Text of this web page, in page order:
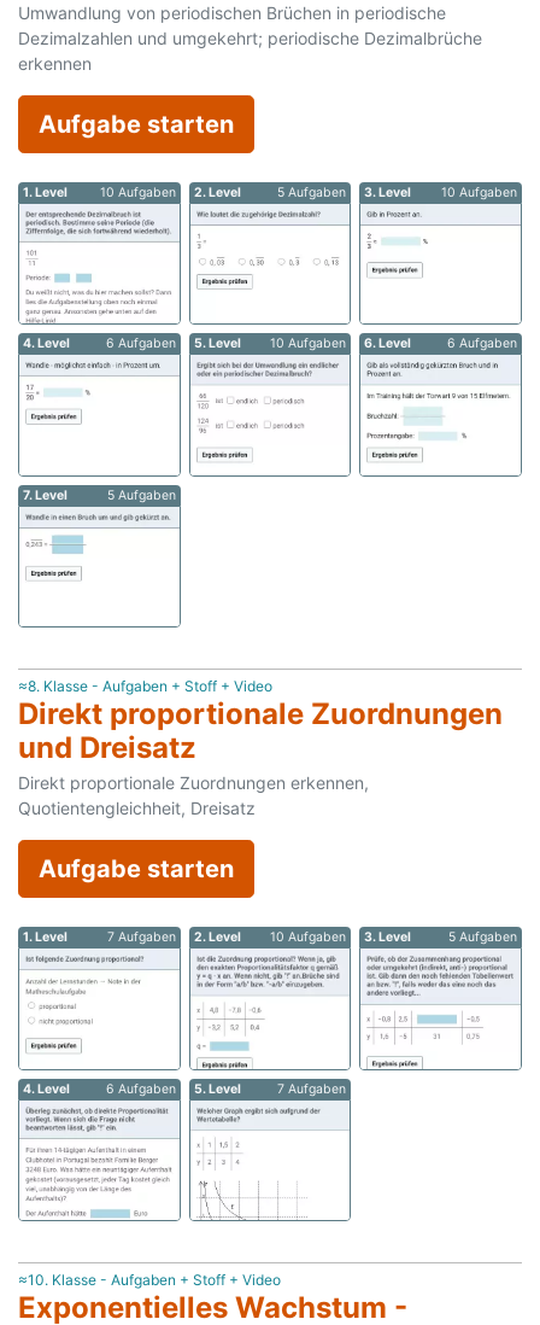
Umwandlung von periodischen Brüchen in periodische
Dezimalzahlen und umgekehrt; periodische Dezimalbrüche
erkennen
Aufgabe starten
1. Level 10 Aufgaben 2. Level 5 Aufgaben 3. Level 10 Aufgaben
4. Level 6 Aufgaben 5. Level 10 Aufgaben 6. Level 6 Aufgaben
7. Level 5 Aufgaben
≈8. Klasse - Aufgaben + Stoff + Video
Direkt proportionale Zuordnungen
und Dreisatz
Direkt proportionale Zuordnungen erkennen,
Quotientengleichheit, Dreisatz
Aufgabe starten
1. Level 7 Aufgaben 2. Level 10 Aufgaben 3. Level 5 Aufgaben
4. Level 6 Aufgaben 5. Level 7 Aufgaben
≈10. Klasse - Aufgaben + Stoff + Video
Exponentielles Wachstum -